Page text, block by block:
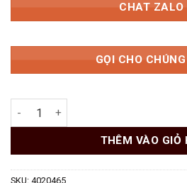
CHAT ZALO
GỌI CHO
Bộ Chuyển Đổi Điện Áp Blum Cho
THÊM VÀO GIỎ
SKU: 4020465